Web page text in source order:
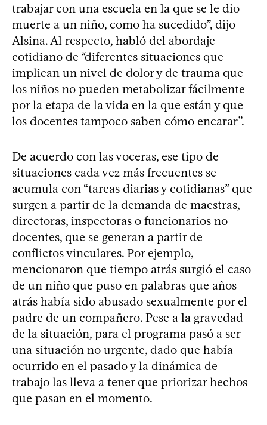
trabajar con una escuela en la que se le dio
muerte a un niño, como ha sucedido”, dijo
Alsina. Al respecto, habló del abordaje
cotidiano de “diferentes situaciones que
implican un nivel de dolor y de trauma que
los niños no pueden metabolizar fácilmente
por la etapa de la vida en la que están y que
los docentes tampoco saben cómo encarar”.
De acuerdo con las voceras, ese tipo de
situaciones cada vez más frecuentes se
acumula con “tareas diarias y cotidianas” que
surgen a partir de la demanda de maestras,
directoras, inspectoras o funcionarios no
docentes, que se generan a partir de
conflictos vinculares. Por ejemplo,
mencionaron que tiempo atrás surgió el caso
de un niño que puso en palabras que años
atrás había sido abusado sexualmente por el
padre de un compañero. Pese a la gravedad
de la situación, para el programa pasó a ser
una situación no urgente, dado que había
ocurrido en el pasado y la dinámica de
trabajo las lleva a tener que priorizar hechos
que pasan en el momento.